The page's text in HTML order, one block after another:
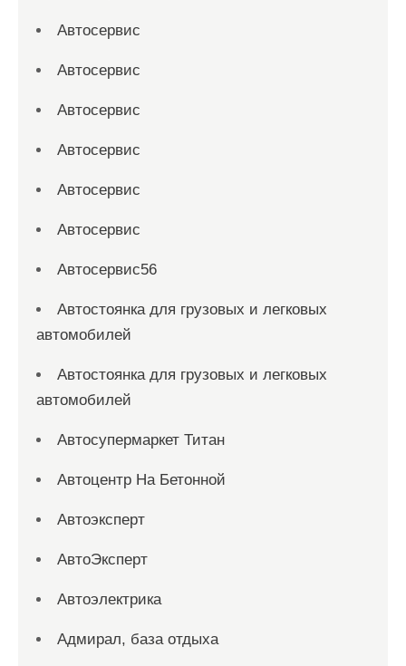
Автосервис
Автосервис
Автосервис
Автосервис
Автосервис
Автосервис
Автосервис56
Автостоянка для грузовых и легковых
автомобилей
Автостоянка для грузовых и легковых
автомобилей
Автосупермаркет Титан
Автоцентр На Бетонной
Автоэксперт
АвтоЭксперт
Автоэлектрика
Адмирал, база отдыха